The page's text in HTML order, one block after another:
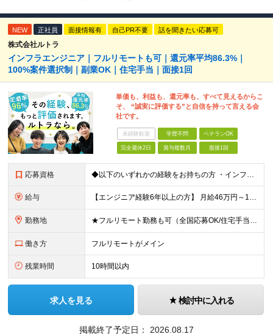
NEW 正社員 面接情報有 自己PR不要 話を聞きたい応募可
株式会社ルトラ
インフラエンジニア｜フルリモートも可｜還元率平均86.3%｜
100%案件選択制｜副業OK｜住宅手当｜面接1回
単価も、利益も、還元率も、すべて見えるからこ
そ、 “誠実に評価する”と自信を持って言える会
社です。
未経験歓迎 学歴不問 ベテランOK
完全週休2日 賞与複数月 面接1回
応募資格 ◆以下のいずれかの経験をお持ちの方 ・インフラ設計・構築の実務経験（オンプレ/クラウドどちらもOK） ・クラウド環境下での運用保守に関する実務経験 ◆学歴不問 ＜こんな方は特に歓迎します＞ ◎これま
給与 【エンジニア経験6年以上の方】 月給46万円～100万円（固定残業代含む） ※上記月給には月30時間分の固定残業代（月8万7,400円～月19万円）を含む。超過分は全額支給。 【エンジニア経験4年以
勤務地 ★フルリモート勤務も可（全国応募OK/住宅手当を支給します） ※案件によって常駐が必要になる場合があります。 ※希望がない限り、転勤はありません ※U・Iターン歓迎 ★ルトラの社員は全国各地で活躍中
働き方 フルリモートがメイン
残業時間 10時間以内
求人を見る 検討中に入れる
掲載終了予定日： 2026.08.17